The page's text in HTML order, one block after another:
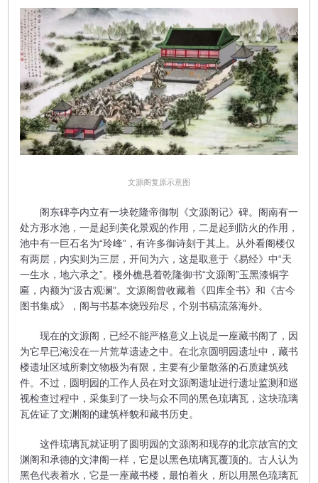
​文源阁复原示意图
阁东碑亭内立有一块乾隆帝御制《文源阁记》碑。阁南有一
处方形水池，一是起到美化景观的作用，二是起到防火的作用，
池中有一巨石名为“玲峰”，有许多御诗刻于其上。从外看阁楼仅
有两层，内实则为三层，开间为六，这是取意于《易经》中“天
一生水，地六承之”。楼外檐悬着乾隆御书“文源阁”玉黑漆铜字
匾，内额为“汲古观澜”。文源阁曾收藏着《四库全书》和《古今
图书集成》，阁与书基本烧毁殆尽，个别书稿流落海外。
现在的文源阁，已经不能严格意义上说是一座藏书阁了，因
为它早已淹没在一片荒草遗迹之中。在北京圆明园遗址中，藏书
楼遗址区域所剩文物极为有限，主要有少量散落的石质建筑残
件。不过，圆明园的工作人员在对文源阁遗址进行遗址监测和巡
视检查过程中，采集到了一块与众不同的黑色琉璃瓦，这块琉璃
瓦佐证了文渊阁的建筑样貌和藏书历史。
这件琉璃瓦就证明了圆明园的文源阁和现存的北京故宫的文
渊阁和承德的文津阁一样，它是以黑色琉璃瓦覆顶的。古人认为
黑色代表着水，它是一座藏书楼，最怕着火，所以用黑色琉璃瓦